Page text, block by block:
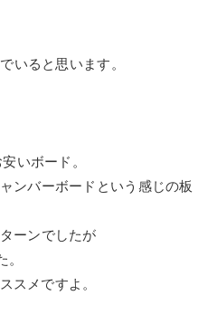
ると思います。
いボード。
ンバーボードという感じの板
ーンでしたが
スメですよ。